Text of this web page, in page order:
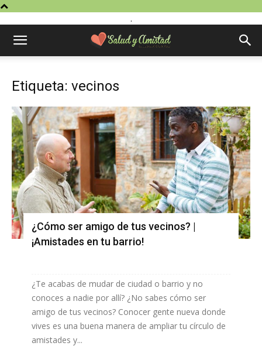
.
Etiqueta: vecinos
¿Cómo ser amigo de tus vecinos? |
¡Amistades en tu barrio!
¿Te acabas de mudar de ciudad o barrio y no
conoces a nadie por allí? ¿No sabes cómo ser
amigo de tus vecinos? Conocer gente nueva donde
vives es una buena manera de ampliar tu círculo de
amistades y...